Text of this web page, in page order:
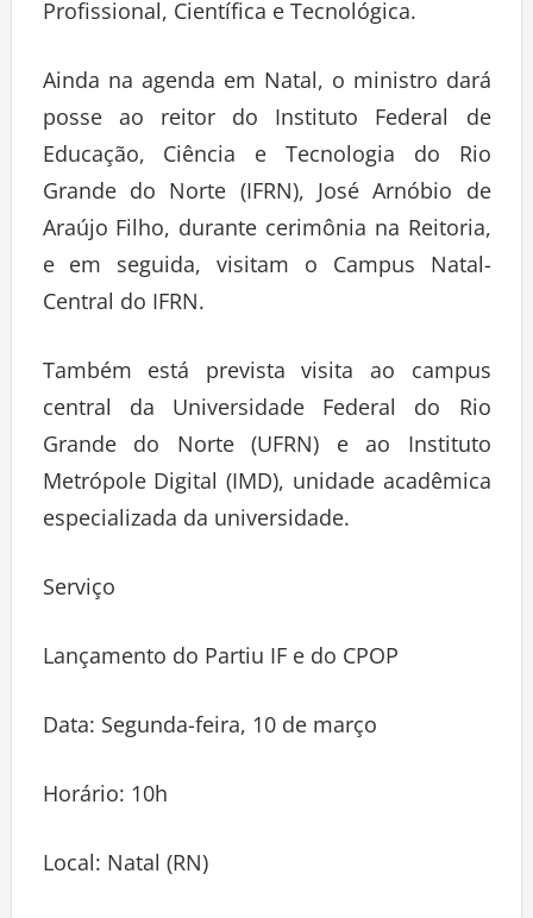
Profissional, Científica e Tecnológica.
Ainda na agenda em Natal, o ministro dará
posse ao reitor do Instituto Federal de
Educação, Ciência e Tecnologia do Rio
Grande do Norte (IFRN), José Arnóbio de
Araújo Filho, durante cerimônia na Reitoria,
e em seguida, visitam o Campus Natal-
Central do IFRN.
Também está prevista visita ao campus
central da Universidade Federal do Rio
Grande do Norte (UFRN) e ao Instituto
Metrópole Digital (IMD), unidade acadêmica
especializada da universidade.
Serviço
Lançamento do Partiu IF e do CPOP
Data: Segunda-feira, 10 de março
Horário: 10h
Local: Natal (RN)